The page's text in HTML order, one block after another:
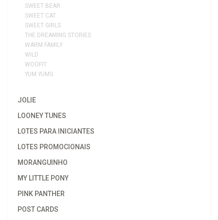
SWEET BEAR
SWEET CAT
SWEET GIRLS
THE DREAMING STORIES
WARM FAMILY
WILD
WOOFIT
YUM YUMS
JOLIE
LOONEY TUNES
LOTES PARA INICIANTES
LOTES PROMOCIONAIS
MORANGUINHO
MY LITTLE PONY
PINK PANTHER
POST CARDS